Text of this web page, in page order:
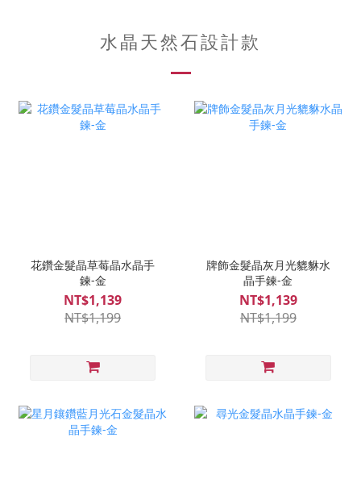
水晶天然石設計款
花鑽金髮晶草莓晶水晶手
鍊-金
NT$1,139
NT$1,199
牌飾金髮晶灰月光貔貅水
晶手鍊-金
NT$1,139
NT$1,199